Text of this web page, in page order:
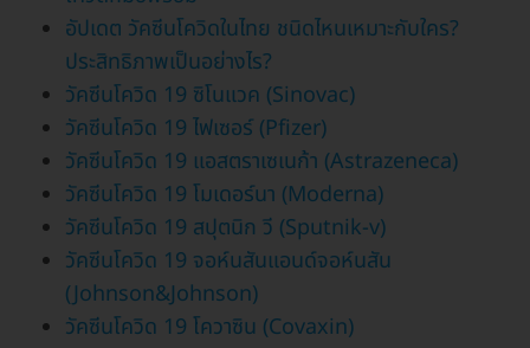
อัปเดต วัคซีนโควิดในไทย ชนิดไหนเหมาะกับใคร?
ประสิทธิภาพเป็นอย่างไร?
วัคซีนโควิด 19 ซิโนแวค (Sinovac)
วัคซีนโควิด 19 ไฟเซอร์ (Pfizer)
วัคซีนโควิด 19 แอสตราเซเนก้า (Astrazeneca)
วัคซีนโควิด 19 โมเดอร์นา (Moderna)
วัคซีนโควิด 19 สปุตนิก วี (Sputnik-v)
วัคซีนโควิด 19 จอห์นสันแอนด์จอห์นสัน
(Johnson&Johnson)
วัคซีนโควิด 19 โควาซิน (Covaxin)